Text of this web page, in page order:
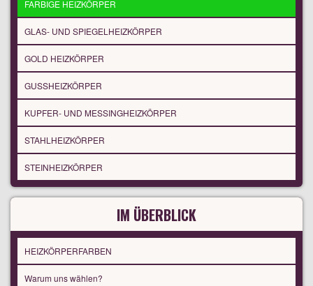
FARBIGE HEIZKÖRPER
GLAS- UND SPIEGELHEIZKÖRPER
GOLD HEIZKÖRPER
GUSSHEIZKÖRPER
KUPFER- UND MESSINGHEIZKÖRPER
STAHLHEIZKÖRPER
STEINHEIZKÖRPER
IM ÜBERBLICK
HEIZKÖRPERFARBEN
Warum uns wählen?